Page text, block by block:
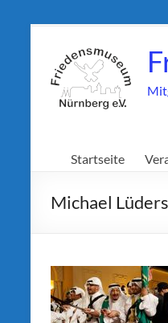
springen
Startseite
Michael